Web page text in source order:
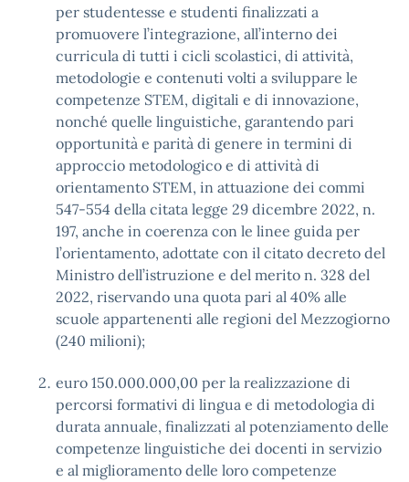
per studentesse e studenti finalizzati a
promuovere l’integrazione, all’interno dei
curricula di tutti i cicli scolastici, di attività,
metodologie e contenuti volti a sviluppare le
competenze STEM, digitali e di innovazione,
nonché quelle linguistiche, garantendo pari
opportunità e parità di genere in termini di
approccio metodologico e di attività di
orientamento STEM, in attuazione dei commi
547-554 della citata legge 29 dicembre 2022, n.
197, anche in coerenza con le linee guida per
l’orientamento, adottate con il citato decreto del
Ministro dell’istruzione e del merito n. 328 del
2022, riservando una quota pari al 40% alle
scuole appartenenti alle regioni del Mezzogiorno
(240 milioni);
euro 150.000.000,00 per la realizzazione di
percorsi formativi di lingua e di metodologia di
durata annuale, finalizzati al potenziamento delle
competenze linguistiche dei docenti in servizio
e al miglioramento delle loro competenze